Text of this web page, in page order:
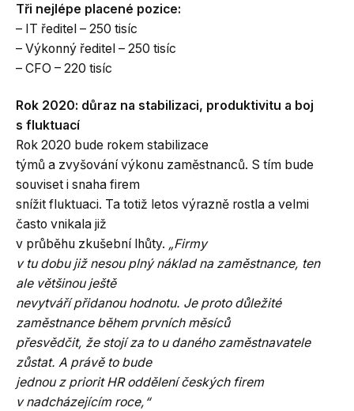
Tři nejlépe placené pozice:
– IT ředitel – 250 tisíc
– Výkonný ředitel – 250 tisíc
– CFO – 220 tisíc
Rok 2020: důraz na stabilizaci, produktivitu a boj
s fluktuací
Rok 2020 bude rokem stabilizace
týmů a zvyšování výkonu zaměstnanců. S tím bude
souviset i snaha firem
snížit fluktuaci. Ta totiž letos výrazně rostla a velmi
často vnikala již
v průběhu zkušební lhůty. „Firmy
v tu dobu již nesou plný náklad na zaměstnance, ten
ale většinou ještě
nevytváří přidanou hodnotu. Je proto důležité
zaměstnance během prvních měsíců
přesvědčit, že stojí za to u daného zaměstnavatele
zůstat. A právě to bude
jednou z priorit HR oddělení českých firem
v nadcházejícím roce,“